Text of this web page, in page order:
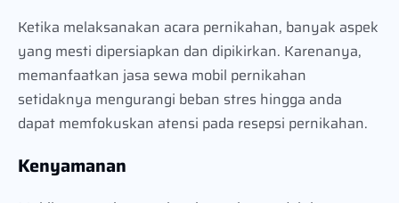
Ketika melaksanakan acara pernikahan, banyak aspek
yang mesti dipersiapkan dan dipikirkan. Karenanya,
memanfaatkan jasa sewa mobil pernikahan
setidaknya mengurangi beban stres hingga anda
dapat memfokuskan atensi pada resepsi pernikahan.
Kenyamanan